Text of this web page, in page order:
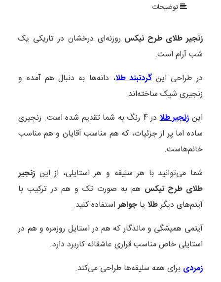
توضیحات
زنجیر طلای طرح نیکس روزنه‌ای درخشان در تاریکی یک
شب آرام است.
در طراحی اینگردنبند طلا، دانه‌ها به دنبال هم آمده و
زنجیری شیک ساخته‌اند.
این زنجیر طلادر 4 رنگ به شما تقدیم شده است.
زنجیری
ساده اما پر از جزئیات، که هم مناسب آقایان و هم مناسب
خانم‌هاست.
شما می‌توانید با هر سلیقه و هر استایلی، از این زنجیر
طلای طرح نیکس هم به صورت تک و هم در ترکیب با
آیتم‌های دیگرطلا یاجواهراستفاده کنید.
آیتمی همیشگی و ماندگار که هم در استایل روزمره و هم در
استایلی خاص مناسب قراری عاشقانه کاربرد دارد.
زمردی برای همه سلیقه‌ها طراحی می‌کند.